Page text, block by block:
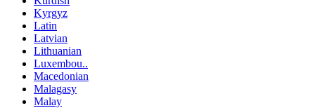
Kyrgyz
Latin
Latvian
Lithuanian
Luxembou..
Macedonian
Malagasy
Malay